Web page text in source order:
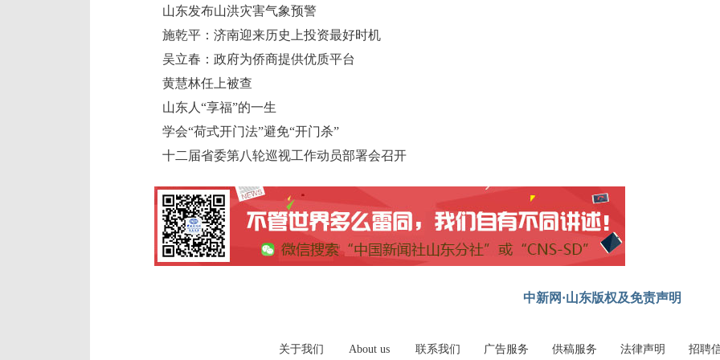
山东发布山洪灾害气象预警
施乾平：济南迎来历史上投资最好时机
吴立春：政府为侨商提供优质平台
黄慧林任上被查
山东人“享福”的一生
学会“荷式开门法”避免“开门杀”
十二届省委第八轮巡视工作动员部署会召开
中新网·山东版权及免责声明
关于我们 About us 联系我们 广告服务 供稿服务 法律声明 招聘